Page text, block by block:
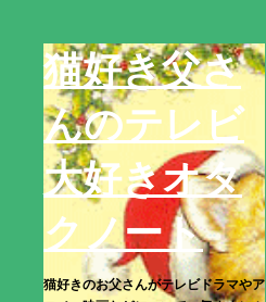
猫好き父さ
んのテレビ
大好きオタ
クノート
猫好きのお父さんがテレビドラマやア